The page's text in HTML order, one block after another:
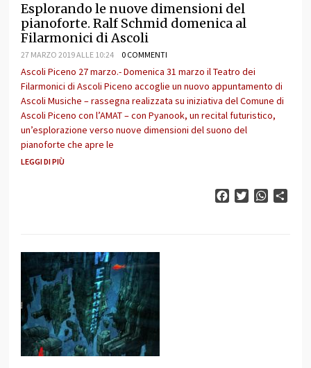
Esplorando le nuove dimensioni del
pianoforte. Ralf Schmid domenica al
Filarmonici di Ascoli
27 MARZO 2019 ALLE 10:24 0 COMMENTI
Ascoli Piceno 27 marzo.- Domenica 31 marzo il Teatro dei
Filarmonici di Ascoli Piceno accoglie un nuovo appuntamento di
Ascoli Musiche – rassegna realizzata su iniziativa del Comune di
Ascoli Piceno con l’AMAT – con Pyanook, un recital futuristico,
un’esplorazione verso nuove dimensioni del suono del
pianoforte che apre le
LEGGI DI PIÙ
FacebookTwitter